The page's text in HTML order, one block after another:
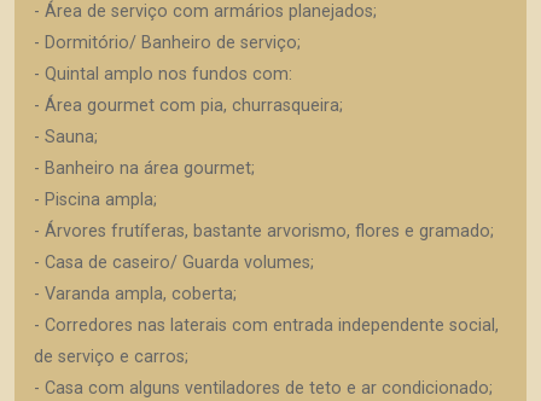
- Área de serviço com armários planejados;
- Dormitório/ Banheiro de serviço;
- Quintal amplo nos fundos com:
- Área gourmet com pia, churrasqueira;
- Sauna;
- Banheiro na área gourmet;
- Piscina ampla;
- Árvores frutíferas, bastante arvorismo, flores e gramado;
- Casa de caseiro/ Guarda volumes;
- Varanda ampla, coberta;
- Corredores nas laterais com entrada independente social,
de serviço e carros;
- Casa com alguns ventiladores de teto e ar condicionado;